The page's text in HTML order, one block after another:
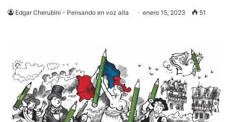
Edgar Cherubini - Pensando en voz alta enero 15, 2023 51